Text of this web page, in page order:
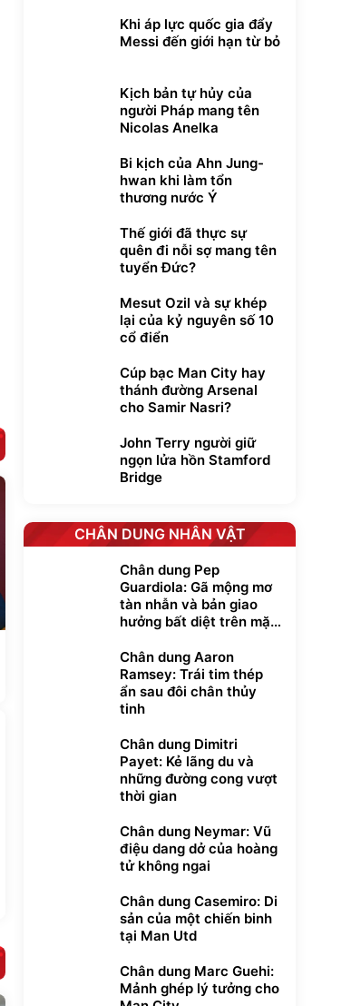
20/24/28 Cao Cấp
Lót ghế ôtô, nâng
lưng chống nóng
giúp thoải mái
trong di chuyển
295.000
Khi áp lực quốc gia đẩy
Messi đến giới hạn từ bỏ
Kịch bản tự hủy của
người Pháp mang tên
Nicolas Anelka
Bi kịch của Ahn Jung-
hwan khi làm tổn
thương nước Ý
Thế giới đã thực sự
quên đi nỗi sợ mang tên
tuyển Đức?
Mesut Ozil và sự khép
lại của kỷ nguyên số 10
cổ điển
Cúp bạc Man City hay
thánh đường Arsenal
cho Samir Nasri?
John Terry người giữ
ngọn lửa hồn Stamford
Bridge
CHÂN DUNG NHÂN VẬT
Chân dung Pep
Guardiola: Gã mộng mơ
tàn nhẫn và bản giao
hưởng bất diệt trên mặt
Chân dung Aaron
Ramsey: Trái tim thép
ẩn sau đôi chân thủy
tinh
Chân dung Dimitri
Payet: Kẻ lãng du và
những đường cong vượt
thời gian
Chân dung Neymar: Vũ
điệu dang dở của hoàng
tử không ngai
Chân dung Casemiro: Di
sản của một chiến binh
tại Man Utd
Chân dung Marc Guehi:
Mảnh ghép lý tưởng cho